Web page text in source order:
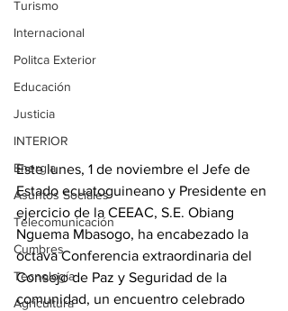
Turismo
Internacional
Politca Exterior
Educación
Justicia
INTERIOR
Energia
Asuntos Sociales
Telecomunicación
Cumbres
Tecnología
Agricultura
Este lunes, 1 de noviembre el Jefe de
Estado ecuatoguineano y Presidente en
ejercicio de la CEEAC, S.E. Obiang
Nguema Mbasogo, ha encabezado la
octava Conferencia extraordinaria del
Consejo de Paz y Seguridad de la
comunidad, un encuentro celebrado